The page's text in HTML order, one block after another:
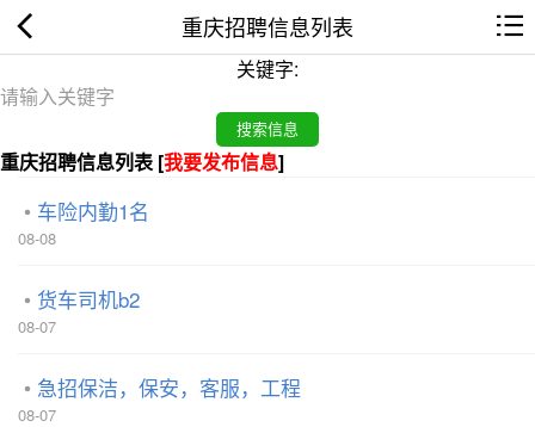
重庆招聘信息列表
关键字:
重庆招聘信息列表 [我要发布信息]
车险内勤1名
08-08
货车司机b2
08-07
急招保洁，保安，客服，工程
08-07